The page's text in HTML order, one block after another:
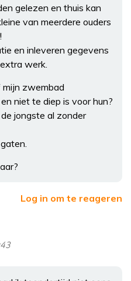
gelezen en thuis kan
van meerdere ouders
en inleveren gegevens
werk.
mijn zwembad
niet te diep is voor hun?
jongste al zonder
Log in om te reageren